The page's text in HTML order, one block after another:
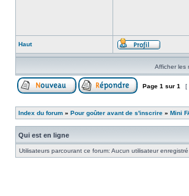
Haut
Afficher les
Page 1 sur 1 [
Index du forum » Pour goûter avant de s'inscrire » Mini
Qui est en ligne
Utilisateurs parcourant ce forum: Aucun utilisateur